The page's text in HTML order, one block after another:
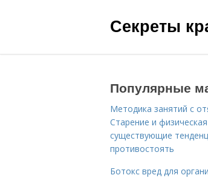
Секреты
Популярные
Методика занятий с
Старение и
существующие
противостоять
Ботокс вред для